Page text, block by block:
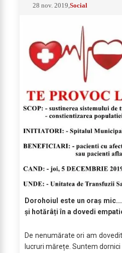
28 nov. 2019 ,Social
Dorohoiul este un oraș
și hotărâți în a dovedi
De nenumărate ori am
lucruri mărețe. Suntem